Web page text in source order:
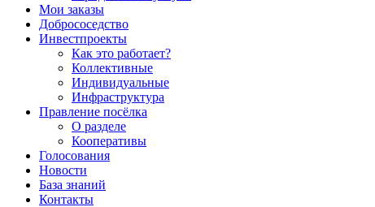
Мои заказы
Добрососедство
Инвестпроекты
Как это работает?
Коллективные
Индивидуальные
Инфраструктура
Правление посёлка
О разделе
Кооперативы
Голосования
Новости
База знаний
Контакты